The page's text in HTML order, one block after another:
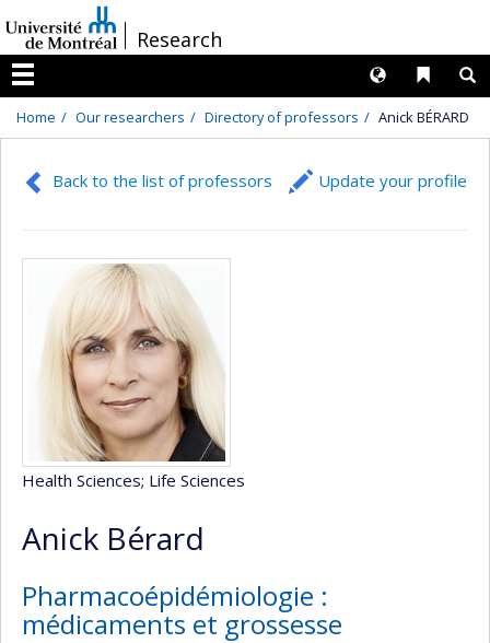
au
contenu
/Research
Menu
Liens
Langues
Home Our researchers Directory of professors Anick BÉRARD
Back to the list of professors Update your profile
Health Sciences; Life Sciences
Anick Bérard
Pharmacoépidémiologie :
médicaments et grossesse